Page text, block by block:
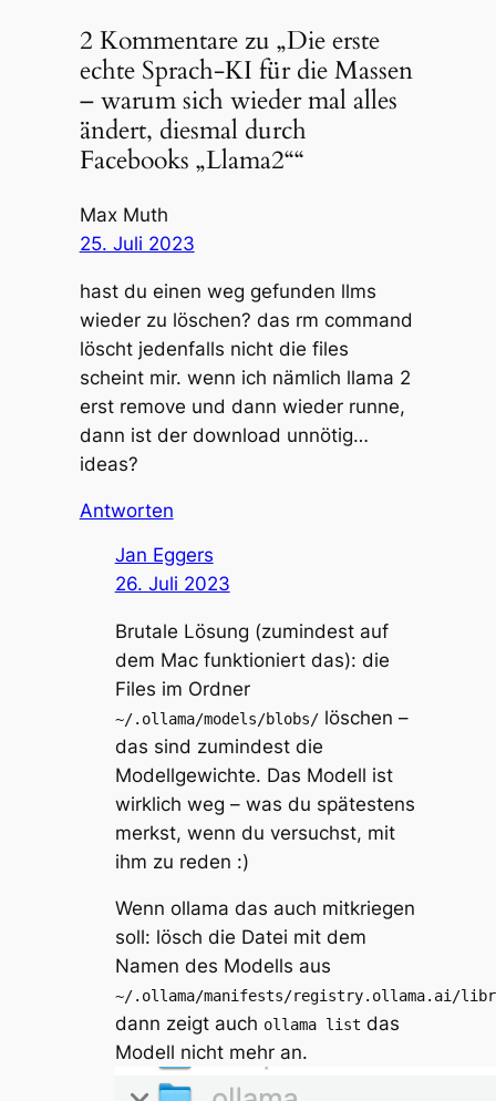
2 Kommentare zu „Die erste
echte Sprach-KI für die Massen
– warum sich wieder mal alles
ändert, diesmal durch
Facebooks „Llama2““
Max Muth
25. Juli 2023
hast du einen weg gefunden llms
wieder zu löschen? das rm command
löscht jedenfalls nicht die files
scheint mir. wenn ich nämlich llama 2
erst remove und dann wieder runne,
dann ist der download unnötig…
ideas?
Antworten
Jan Eggers
26. Juli 2023
Brutale Lösung (zumindest auf
dem Mac funktioniert das): die
Files im Ordner
~/.ollama/models/blobs/löschen –
das sind zumindest die
Modellgewichte. Das Modell ist
wirklich weg – was du spätestens
merkst, wenn du versuchst, mit
ihm zu reden :)
Wenn ollama das auch mitkriegen
soll: lösch die Datei mit dem
Namen des Modells aus
~/.ollama/manifests/registry.ollama.ai/
dann zeigt auch ollama list das
Modell nicht mehr an.